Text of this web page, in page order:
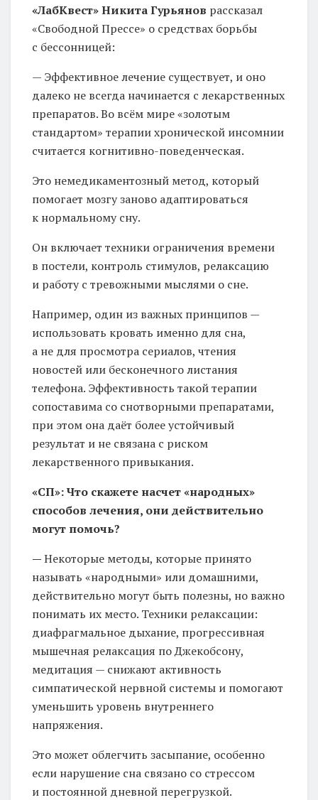
«ЛабКвест» Никита Гурьянов рассказал
«Свободной Прессе» о средствах борьбы
с бессонницей:
— Эффективное лечение существует, и оно
далеко не всегда начинается с лекарственных
препаратов. Во всём мире «золотым
стандартом» терапии хронической инсомнии
считается когнитивно-поведенческая.
Это немедикаментозный метод, который
помогает мозгу заново адаптироваться
к нормальному сну.
Он включает техники ограничения времени
в постели, контроль стимулов, релаксацию
и работу с тревожными мыслями о сне.
Например, один из важных принципов —
использовать кровать именно для сна,
а не для просмотра сериалов, чтения
новостей или бесконечного листания
телефона. Эффективность такой терапии
сопоставима со снотворными препаратами,
при этом она даёт более устойчивый
результат и не связана с риском
лекарственного привыкания.
«СП»: Что скажете насчет «народных»
способов лечения, они действительно
могут помочь?
—Некоторые методы, которые принято
называть «народными» или домашними,
действительно могут быть полезны, но важно
понимать их место. Техники релаксации:
диафрагмальное дыхание, прогрессивная
мышечная релаксация по Джекобсону,
медитация — снижают активность
симпатической нервной системы и помогают
уменьшить уровень внутреннего
напряжения.
Это может облегчить засыпание, особенно
если нарушение сна связано со стрессом
и постоянной дневной перегрузкой.